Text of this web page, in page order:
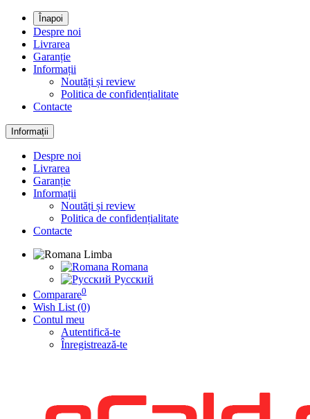
Înapoi
Despre noi
Livrarea
Garanție
Informații
Noutăți și review
Politica de confidențialitate
Contacte
Informații
Despre noi
Livrarea
Garanție
Informații
Noutăți și review
Politica de confidențialitate
Contacte
Limba
Romana
Русский
Comparare0
Wish List (0)
Contul meu
Autentifică-te
Înregistrează-te